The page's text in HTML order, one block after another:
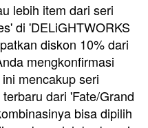
lebih item dari seri
di 'DELiGHTWORKS
diskon 10% dari
mengkonfirmasi
mencakup seri
dari 'Fate/Grand
bisa dipilih